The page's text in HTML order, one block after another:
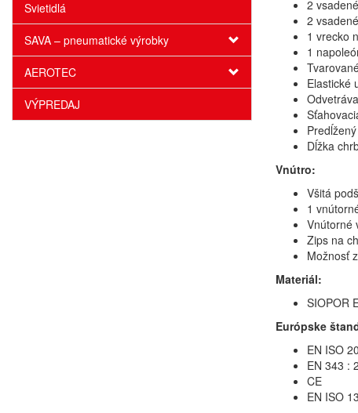
Svietidlá
SAVA – pneumatické výrobky
AEROTEC
VÝPREDAJ
2
2
1 vrecko
1
Elastické
Dĺžka
Vnútro:
Všitá
1
Vnútorné
Zips na
Možnosť
Materiál:
SIOPOR
Európske
EN ISO
EN 343 :
CE
EN ISO